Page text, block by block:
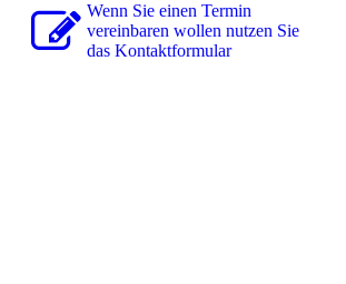
Wenn Sie einen Termin
vereinbaren wollen nutzen Sie
das Kon­takt­for­mu­lar